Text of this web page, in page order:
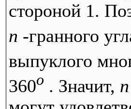
стороной 1.
n -гранного
выпуклого
360o . Значит,